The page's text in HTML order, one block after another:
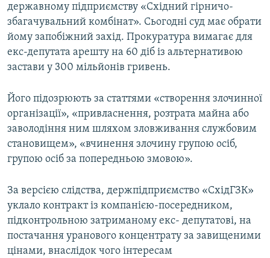
державному підприємству «Східний гірничо-
збагачувальний комбінат». Сьогодні суд має обрати
йому запобіжний захід. Прокуратура вимагає для
екс-депутата арешту на 60 діб із альтернативою
застави у 300 мільйонів гривень.
Його підозрюють за статтями «створення злочинної
організації», «привласнення, розтрата майна або
заволодіння ним шляхом зловживання службовим
становищем», «вчинення злочину групою осіб,
групою осіб за попередньою змовою».
За версією слідства, держпідприємство «СхідГЗК»
уклало контракт із компанією-посередником,
підконтрольною затриманому екс- депутатові, на
постачання уранового концентрату за завищеними
цінами, внаслідок чого інтересам